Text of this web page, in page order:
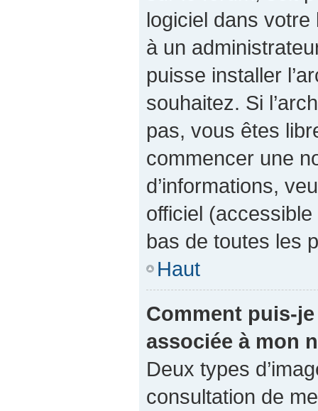
logiciel dans
à un
puisse installer
souhaitez. Si
pas, vous êtes
commencer une
d’informations,
officiel
bas de toutes les
Haut
Comment puis-
associée à mon
Deux types
consultation de